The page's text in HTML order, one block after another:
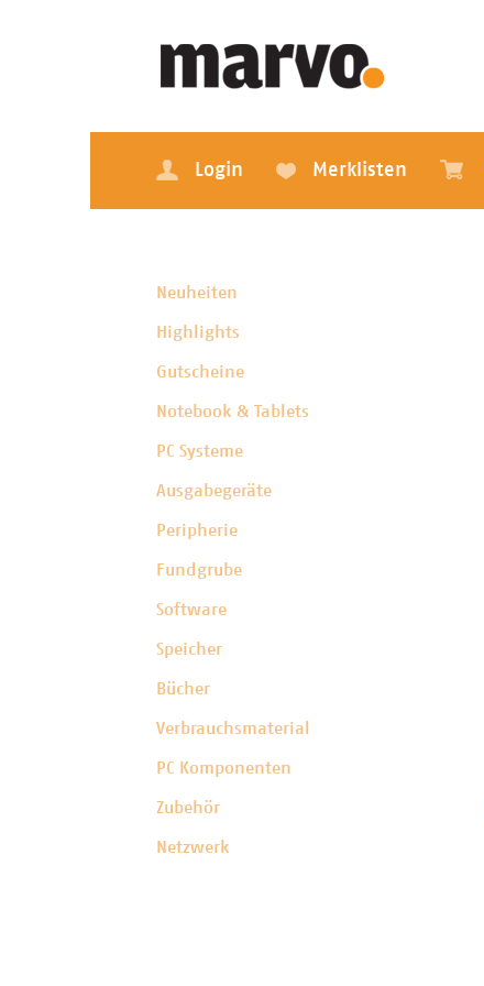
Login Merklisten
Neuheiten
Highlights
Gutscheine
Notebook & Tablets
PC Systeme
Ausgabegeräte
Peripherie
Fundgrube
Software
Speicher
Bücher
Verbrauchsmaterial
PC Komponenten
Zubehör
Netzwerk